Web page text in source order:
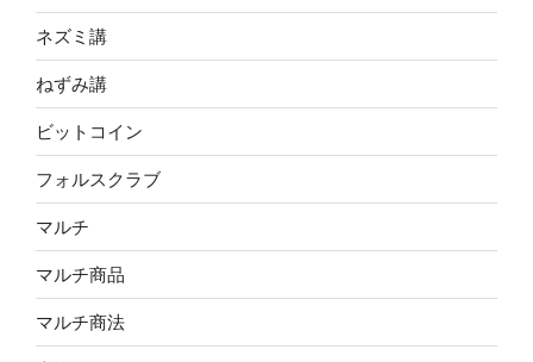
ネズミ講
ねずみ講
ビットコイン
フォルスクラブ
マルチ
マルチ商品
マルチ商法